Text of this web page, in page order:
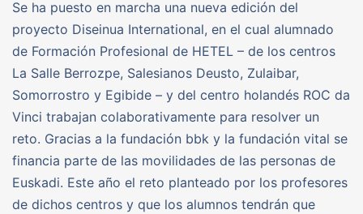
Se ha puesto en marcha una nueva edición del
proyecto Diseinua International, en el cual alumnado
de Formación Profesional de HETEL – de los centros
La Salle Berrozpe, Salesianos Deusto, Zulaibar,
Somorrostro y Egibide – y del centro holandés ROC da
Vinci trabajan colaborativamente para resolver un
reto. Gracias a la fundación bbk y la fundación vital se
financia parte de las movilidades de las personas de
Euskadi. Este año el reto planteado por los profesores
de dichos centros y que los alumnos tendrán que